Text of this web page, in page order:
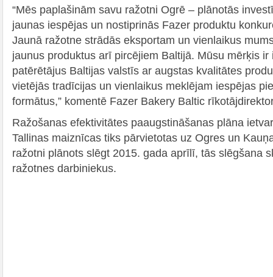
“Mēs paplašinām savu ražotni Ogrē – plānotās
jaunas iespējas un nostiprinās Fazer produktu
Jaunā ražotne strādās eksportam un vienlaikus
jaunus produktus arī pircējiem Baltijā. Mūsu mērķis
patērētājus Baltijas valstīs ar augstas kvalitātes
vietējās tradīcijas un vienlaikus meklējam iespējas
formātus,” komentē Fazer Bakery Baltic
Ražošanas efektivitātes paaugstināšanas plāna
Tallinas maiznīcas tiks pārvietotas uz Ogres un
ražotni plānots slēgt 2015. gada aprīlī, tās slēgšana
ražotnes darbiniekus.